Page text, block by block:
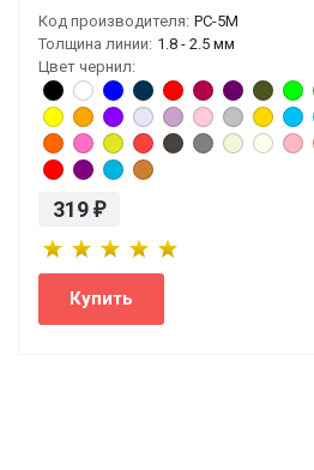
Код производителя: PC-5M
Толщина линии: 1.8 - 2.5 мм
Цвет чернил:
319 ₽